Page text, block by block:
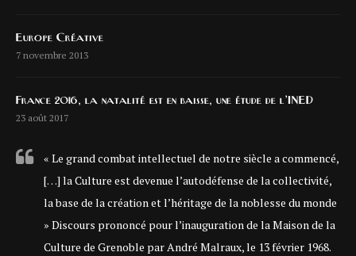
Europe Créative
7 novembre 2013
France 2016, la natalité est en baisse, une étude de l’INED
23 août 2017
« Le grand combat intellectuel de notre siècle a commencé,
[…] la Culture est devenue l’autodéfense de la collectivité,
la base de la création et l’héritage de la noblesse du monde
» Discours prononcé pour l’inauguration de la Maison de la
Culture de Grenoble par André Malraux, le 13 février 1968.